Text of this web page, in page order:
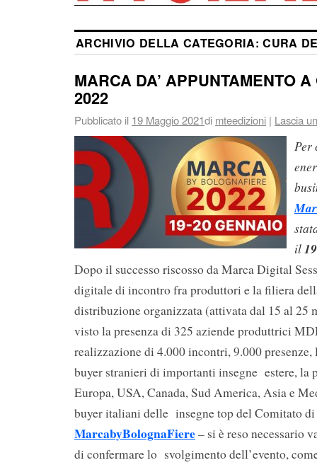
ARCHIVIO DELLA CATEGORIA:CURA
MARCA DA’ APPUNTAMENTO
2022
Pubblicato il 19 Maggio 2021di mteedizioni | Lascia
Per
il
Dopo il successo riscosso da Marca Digital
digitale di incontro fra produttori e la filiera
distribuzione organizzata (attivata dal 15 al 25
visto la presenza di 325 aziende produttrici
realizzazione di 4.000 incontri, 9.000
buyer stranieri di importanti insegne estere, la
Europa, USA, Canada, Sud America, Asia e
buyer italiani delle insegne top del Comitato di
MarcabyBolognaFiere– si è reso necessario
di confermare lo svolgimento dell’evento,